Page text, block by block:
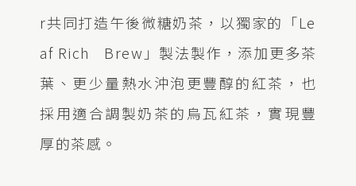
r共同打造午後微糖奶茶，以獨家的「Le
af Rich Brew」製法製作，添加更多茶
葉、更少量熱水沖泡更豐醇的紅茶，也
採用適合調製奶茶的烏瓦紅茶，實現豐
厚的茶感。